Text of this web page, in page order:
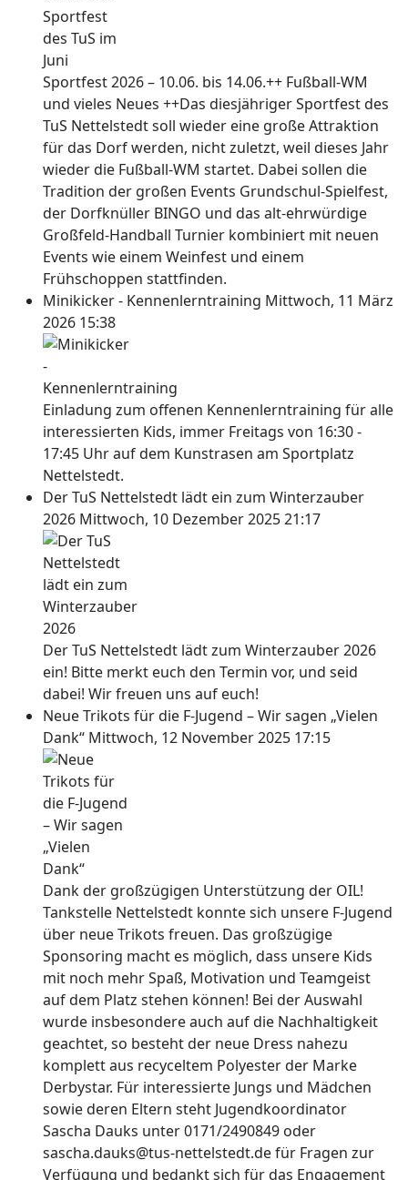
Sportfest 2026 – 10.06. bis 14.06.++ Fußball-WM
und vieles Neues ++Das diesjähriger Sportfest des
TuS Nettelstedt soll wieder eine große Attraktion
für das Dorf werden, nicht zuletzt, weil dieses Jahr
wieder die Fußball-WM startet. Dabei sollen die
Tradition der großen Events Grundschul-Spielfest,
der Dorfknüller BINGO und das alt-ehrwürdige
Großfeld-Handball Turnier kombiniert mit neuen
Events wie einem Weinfest und einem
Frühschoppen stattfinden.
Minikicker - Kennenlerntraining Mittwoch, 11 März
2026 15:38
Einladung zum offenen Kennenlerntraining für alle
interessierten Kids, immer Freitags von 16:30 -
17:45 Uhr auf dem Kunstrasen am Sportplatz
Nettelstedt.
Der TuS Nettelstedt lädt ein zum Winterzauber
2026 Mittwoch, 10 Dezember 2025 21:17
Der TuS Nettelstedt lädt zum Winterzauber 2026
ein! Bitte merkt euch den Termin vor, und seid
dabei! Wir freuen uns auf euch!
Neue Trikots für die F-Jugend – Wir sagen „Vielen
Dank“ Mittwoch, 12 November 2025 17:15
Dank der großzügigen Unterstützung der OIL!
Tankstelle Nettelstedt konnte sich unsere F-Jugend
über neue Trikots freuen. Das großzügige
Sponsoring macht es möglich, dass unsere Kids
mit noch mehr Spaß, Motivation und Teamgeist
auf dem Platz stehen können! Bei der Auswahl
wurde insbesondere auch auf die Nachhaltigkeit
geachtet, so besteht der neue Dress nahezu
komplett aus recyceltem Polyester der Marke
Derbystar. Für interessierte Jungs und Mädchen
sowie deren Eltern steht Jugendkoordinator
Sascha Dauks unter 0171/2490849 oder
sascha.dauks@tus-nettelstedt.de für Fragen zur
Verfügung und bedankt sich für das Engagement